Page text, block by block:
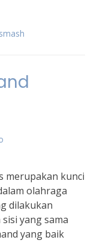
merupakan kunci
olahraga
dilakukan
yang sama
yang baik